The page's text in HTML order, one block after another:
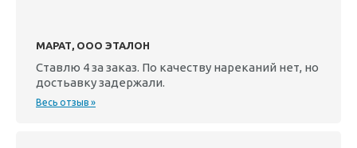
МАРАТ, ООО ЭТАЛОН
Ставлю 4 за заказ. По качеству нареканий нет, но
достьавку задержали.
Весь отзыв »